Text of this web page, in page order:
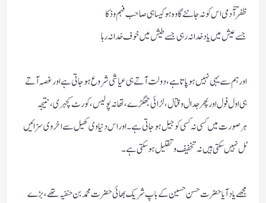
ظفرؔ آدمی اس کو نہ جانئے گا وہ ہو کیسا ہی صاحب فہم و ذکا
جسے عیش میں یاد خدا نہ رہی جسے طیش میں خوف خدا نہ رہا
اور ہم سے یہی نہیں ہوپاتا ہے، دولت آتے ہی عیاشی شروع ہوجاتی ہے اور غصہ آتے
ہی اول فول اور پھرجدال وقتال، لڑائی جھگڑے، تھانہ پولیس، کورٹ کچہری، نتیجہ
ہرصورت میں کسی نہ کسی کو جیل ہوجاتی ہے۔ اور اس دنیاوی کھیل سے اخروی سزائیں
ٹل نہیں سکتی ہیں نہ تخفیف وتقلیل ہوسکتی ہے۔
مجھے یاد آیا حضرت حسن حسین کے باپ شریک بھائی حضرت محمد بن حنفیہ تھے، بڑے